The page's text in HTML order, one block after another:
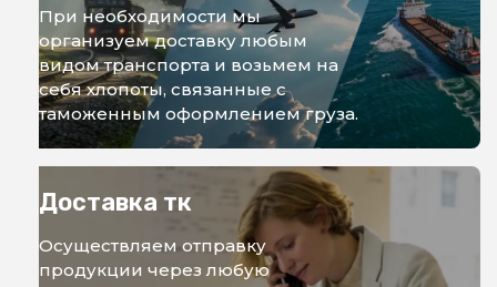
При необходимости мы
организуем доставку любым
видом транспорта и возьмем на
себя хлопоты, связанные с
таможенным оформлением груза.
Доставка тк
Осуществляем отправку
продукции через любую